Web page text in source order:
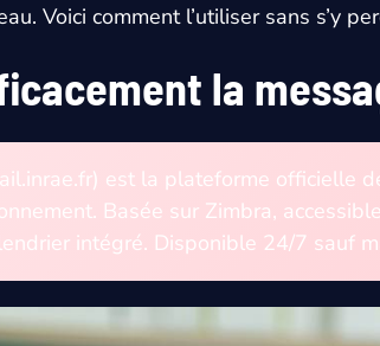
Voici comment l’utiliser sans s’y
la
est la plateforme officielle
Basée sur Zimbra,
intégré. Disponible 24/7 sauf